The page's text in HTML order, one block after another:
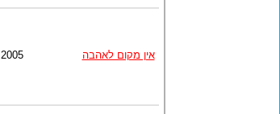
אין מקום לאהבה 2005